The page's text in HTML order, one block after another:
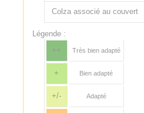
Colza associé au couvert
Légende :
++
Très bien adapté
+ Bien adapté
+/- Adapté